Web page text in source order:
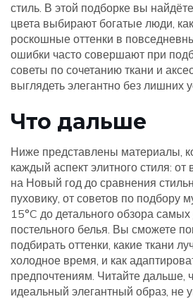
стиль. В этой подборке вы
цвета выбирают богатые люди,
роскошные оттенки в
ошибки часто совершают при
советы по сочетанию ткани и
выглядеть элегантно без лишних
Что дальше
Ниже представлены материалы,
каждый аспект элитного стиля:
на Новый год до сравнения
пуховику, от советов по подбору
15°C до детального обзора самых
постельного белья. Вы сможете
подбирать оттенки, какие ткани
холодное время, и как
предпочтениям. Читайте дальше,
идеальный элегантный образ, не